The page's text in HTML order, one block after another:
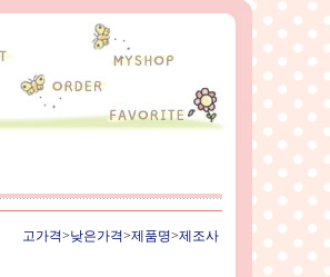
고가격>낮은가격>제품명>제조사